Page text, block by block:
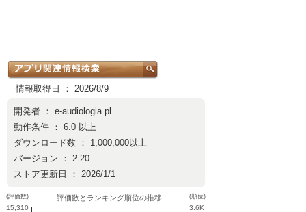
情報取得日 ： 2026/8/9
開発者 ： e-audiologia.pl
動作条件 ： 6.0 以上
ダウンロード数 ： 1,000,000以上
バージョン ： 2.20
ストア更新日 ： 2026/1/1
(評価数)
15,310
評価数とランキング順位の推移 (順位)
3.6K